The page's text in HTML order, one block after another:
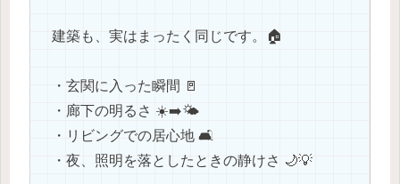
建築も、実はまったく同じです。🏠
・玄関に入った瞬間 🚪
・廊下の明るさ ☀️➡️🌤️
・リビングでの居心地 🛋️
・夜、照明を落としたときの静けさ 🌙💡